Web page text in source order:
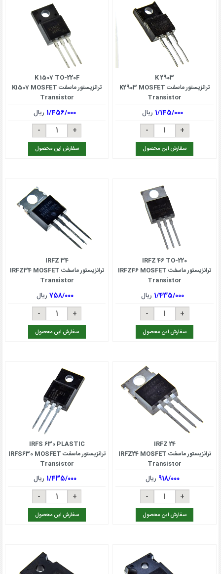
K 2903
ترانزیستور ماسفت K2903 MOSFET
Transistor
1/145/000 ریال
سفارش این محصول
K 1507 TO-220F
ترانزیستور ماسفت K1507 MOSFET
Transistor
1/456/000 ریال
سفارش این محصول
IRFZ 46 TO-220
ترانزیستور ماسفت IRFZ46 MOSFET
Transistor
1/435/000 ریال
سفارش این محصول
IRFZ 34
ترانزیستور ماسفت IRFZ34 MOSFET
Transistor
758/000 ریال
سفارش این محصول
IRFZ 24
ترانزیستور ماسفت IRFZ24 MOSFET
Transistor
918/000 ریال
سفارش این محصول
IRFS 630 PLASTIC
ترانزیستور ماسفت IRFS630 MOSFET
Transistor
1/435/000 ریال
سفارش این محصول